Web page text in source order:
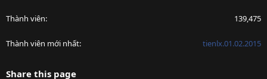
Thành viên 139,475
Thành viên mới nhất tienlx.01.02.2015
Share this page